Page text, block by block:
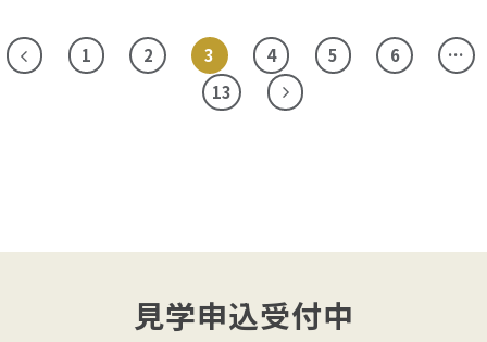
た。1 2 3 4 5 6
…
13
見学申込受付中